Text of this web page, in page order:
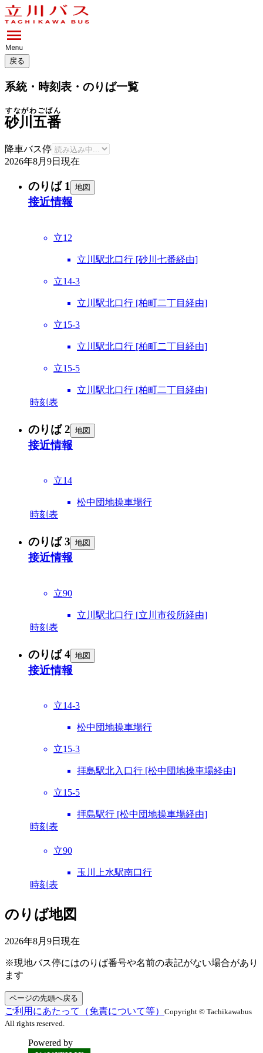
戻る
系統・時刻表・のりば一覧
砂川五番
すながわごばん
降車バス停
2026年8月9日 現在
のりば 1 地図
接近情報
立12
立川駅北口行 [砂川七番経由]
立14-3
立川駅北口行 [柏町二丁目経由]
立15-3
立川駅北口行 [柏町二丁目経由]
立15-5
立川駅北口行 [柏町二丁目経由]
時刻表
のりば 2 地図
接近情報
立14
松中団地操車場行
時刻表
のりば 3 地図
接近情報
立90
立川駅北口行 [立川市役所経由]
時刻表
のりば 4 地図
接近情報
立14-3
松中団地操車場行
立15-3
拝島駅北入口行 [松中団地操車場経由]
立15-5
拝島駅行 [松中団地操車場経由]
時刻表
立90
玉川上水駅南口行
時刻表
のりば地図
2026年8月9日 現在
※現地バス停にはのりば番号や名前の表記がない場合があり
ます
ページの先頭へ戻る
ご利用にあたって（免責について等） Copyright © Tachikawabus
All rights reserved.
Powered by